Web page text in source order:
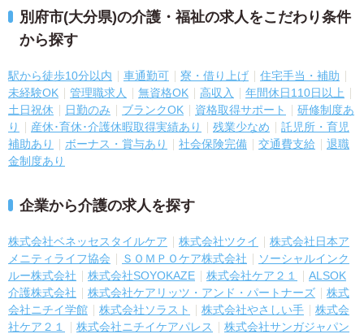
別府市(大分県)の介護・福祉の求人をこだわり条件
から探す
駅から徒歩10分以内 車通勤可 寮・借り上げ
住宅手当・補助
未経験OK
管理職求人 無資格OK 高収入
年間休日110日以上
土日祝休
日勤のみ ブランクOK 資格取得サポート
研修制度あ
り
産休･育休･介護休暇取得実績あり 残業少なめ
託児所・育児
補助あり
ボーナス・賞与あり 社会保険完備 交通費支給
退職
金制度あり
企業から介護の求人を探す
株式会社ベネッセスタイルケア 株式会社ツクイ
株式会社日本ア
メニティライフ協会
ＳＯＭＰＯケア株式会社
ソーシャルインク
ルー株式会社
株式会社SOYOKAZE 株式会社ケア２１
ALSOK
介護株式会社
株式会社ケアリッツ・アンド・パートナーズ
株式
会社ニチイ学館
株式会社ソラスト 株式会社やさしい手
株式会
社ケア２１
株式会社ニチイケアパレス
株式会社サンガジャパン